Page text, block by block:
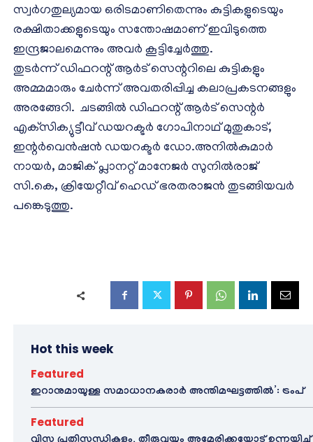
സ്വര്‍ഗതുല്യമായ ഒരിടമാണിതെന്നും കുട്ടികളുടെയും
രക്ഷിതാക്കളുടെയും സന്തോഷമാണ് ഇവിടുത്തെ
ഇന്ദ്രജാലമെന്നും അവര്‍ കൂട്ടിച്ചേര്‍ത്തു.
തുടര്‍ന്ന് ഡിഫറന്റ് ആര്‍ട് സെന്ററിലെ കുട്ടികളും
അമ്മമാരും ചേര്‍ന്ന് അവതരിപ്പിച്ച കലാപ്രകടനങ്ങളും
അരങ്ങേറി. ചടങ്ങില്‍ ഡിഫറന്റ് ആര്‍ട് സെന്റര്‍
എക്‌സിക്യുട്ടീവ് ഡയറക്ടര്‍ ഗോപിനാഥ് മുതുകാട്,
ഇന്റര്‍വെന്‍ഷന്‍ ഡയറക്ടര്‍ ഡോ.അനില്‍കുമാര്‍
നായര്‍, മാജിക് പ്ലാനറ്റ് മാനേജര്‍ സുനില്‍രാജ്
സി.കെ, ക്രിയേറ്റീവ് ഹെഡ് ഭരതരാജന്‍ തുടങ്ങിയവര്‍
പങ്കെടുത്തു.
Hot this week
Featured
ഇറാനുമായുള്ള സമാധാനകരാർ അന്തിമഘട്ടത്തിൽ‌’: ട്രംപ്
Featured